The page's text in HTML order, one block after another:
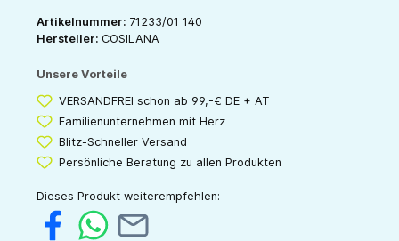
Artikelnummer: 71233/01 140
Hersteller: COSILANA
Unsere Vorteile
VERSANDFREI schon ab 99,-€ DE + AT
Familienunternehmen mit Herz
Blitz-Schneller Versand
Persönliche Beratung zu allen Produkten
Dieses Produkt weiterempfehlen: